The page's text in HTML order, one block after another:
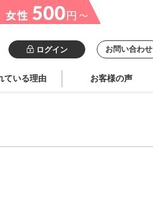
ログイン お問い合わせ
ている理由 お客様の声